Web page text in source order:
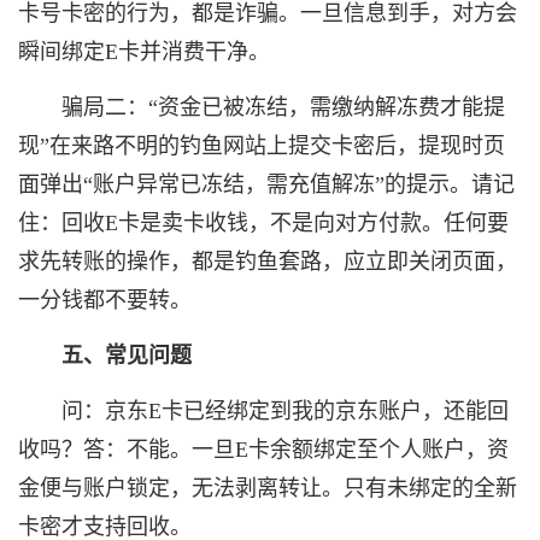
卡号卡密的行为，都是诈骗。一旦信息到手，对方会
瞬间绑定E卡并消费干净。
骗局二：“资金已被冻结，需缴纳解冻费才能提
现”在来路不明的钓鱼网站上提交卡密后，提现时页
面弹出“账户异常已冻结，需充值解冻”的提示。请记
住：回收E卡是卖卡收钱，不是向对方付款。任何要
求先转账的操作，都是钓鱼套路，应立即关闭页面，
一分钱都不要转。
五、常见问题
问：京东E卡已经绑定到我的京东账户，还能回
收吗？答：不能。一旦E卡余额绑定至个人账户，资
金便与账户锁定，无法剥离转让。只有未绑定的全新
卡密才支持回收。